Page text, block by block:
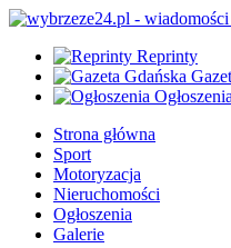
Reprinty
Ogłoszenia
Strona główna
Sport
Motoryzacja
Nieruchomości
Ogłoszenia
Galerie